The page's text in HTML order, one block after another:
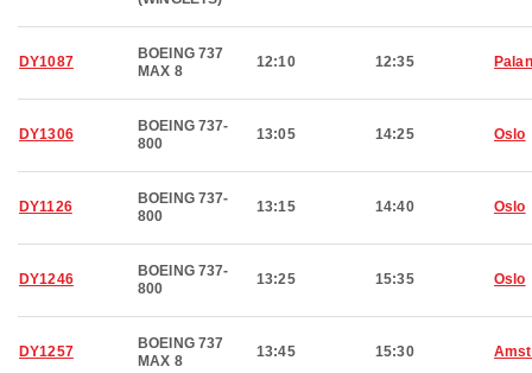
DY1087
BOEING 737
MAX 8
12:10 12:35
DY1306
BOEING 737-
800
13:05 14:25 Oslo
DY1126
BOEING 737-
800
13:15 14:40 Oslo
DY1246
BOEING 737-
800
13:25 15:35 Oslo
DY1257
BOEING 737
MAX 8
13:45 15:30